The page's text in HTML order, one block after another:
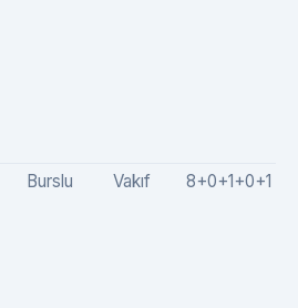
Burslu Vakıf 8+0+1+0+1